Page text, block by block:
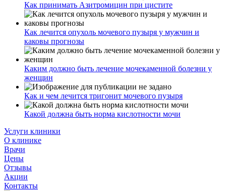
Как принимать Азитромицин при цистите
Как лечится опухоль мочевого пузыря у мужчин и
каковы прогнозы
Каким должно быть лечение мочекаменной болезни у
женщин
Как и чем лечится тригонит мочевого пузыря
Какой должна быть норма кислотности мочи
Услуги клиники
О клинике
Врачи
Цены
Отзывы
Акции
Контакты